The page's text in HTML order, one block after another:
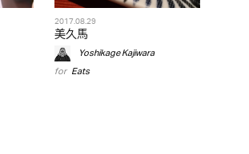
2017.08.29
美久馬
Yoshikage Kajiwara
for Eats